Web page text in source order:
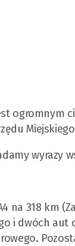
ogromnym
wyrazy
na 318 km
i dwóch aut